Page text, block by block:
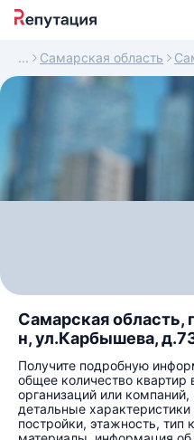
Самарская область
Самарская область,
н, ул.Карбышева,
Получите подробную
общее количество квартир
организаций или
детальные
постройки, этажность, тип